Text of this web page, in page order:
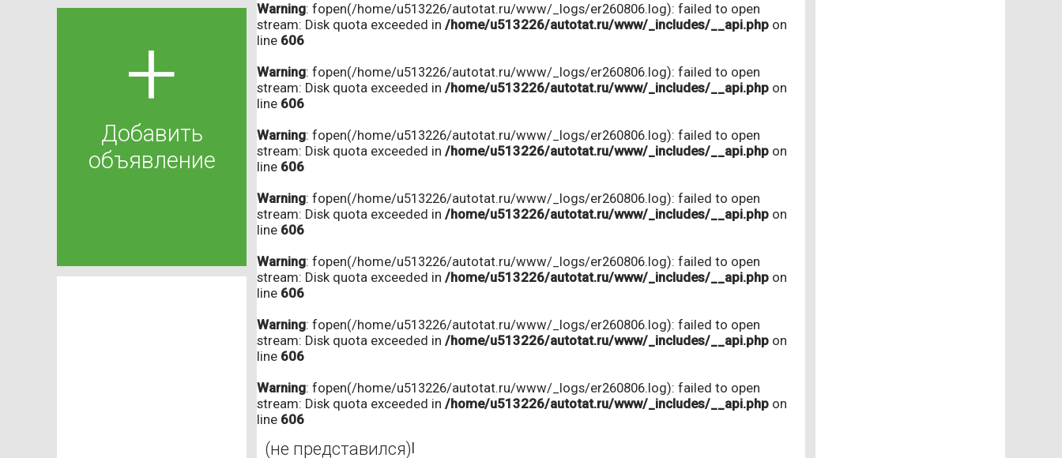
+
Добавить
объявление
Warning: fopen(/home/u513226/autotat.ru/www/_logs/er260806.log): failed to open
stream: Disk quota exceeded in /home/u513226/autotat.ru/www/_includes/__api.php on
line 606
Warning: fopen(/home/u513226/autotat.ru/www/_logs/er260806.log): failed to open
stream: Disk quota exceeded in /home/u513226/autotat.ru/www/_includes/__api.php on
line 606
Warning: fopen(/home/u513226/autotat.ru/www/_logs/er260806.log): failed to open
stream: Disk quota exceeded in /home/u513226/autotat.ru/www/_includes/__api.php on
line 606
Warning: fopen(/home/u513226/autotat.ru/www/_logs/er260806.log): failed to open
stream: Disk quota exceeded in /home/u513226/autotat.ru/www/_includes/__api.php on
line 606
Warning: fopen(/home/u513226/autotat.ru/www/_logs/er260806.log): failed to open
stream: Disk quota exceeded in /home/u513226/autotat.ru/www/_includes/__api.php on
line 606
Warning: fopen(/home/u513226/autotat.ru/www/_logs/er260806.log): failed to open
stream: Disk quota exceeded in /home/u513226/autotat.ru/www/_includes/__api.php on
line 606
Warning: fopen(/home/u513226/autotat.ru/www/_logs/er260806.log): failed to open
stream: Disk quota exceeded in /home/u513226/autotat.ru/www/_includes/__api.php on
line 606
|
(не представился)